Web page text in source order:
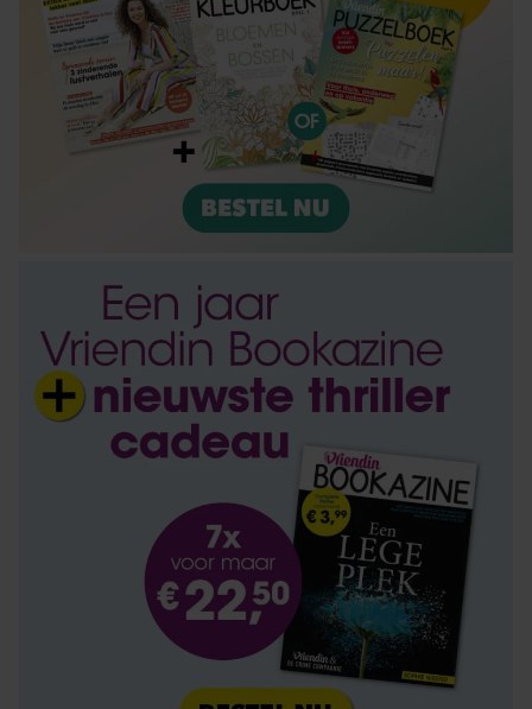
verzameld op basis van uw gebruik van hun services. U
gaat akkoord met onze cookies als u onze website blijft
gebruiken.